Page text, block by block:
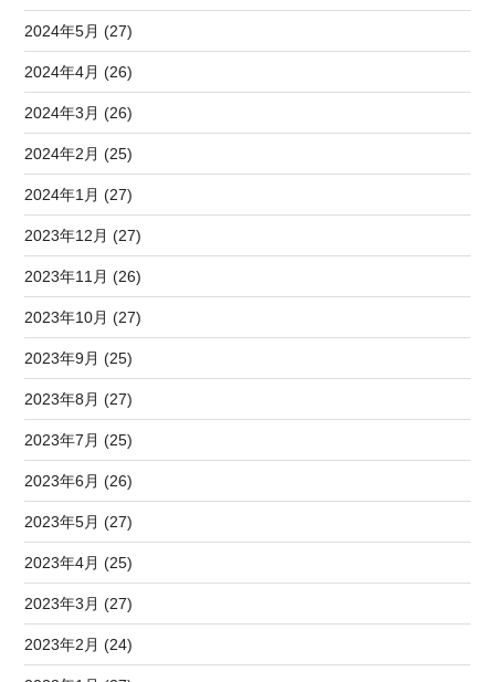
2024年5月 (27)
2024年4月 (26)
2024年3月 (26)
2024年2月 (25)
2024年1月 (27)
2023年12月 (27)
2023年11月 (26)
2023年10月 (27)
2023年9月 (25)
2023年8月 (27)
2023年7月 (25)
2023年6月 (26)
2023年5月 (27)
2023年4月 (25)
2023年3月 (27)
2023年2月 (24)